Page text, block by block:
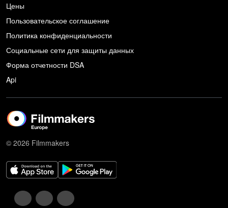
Цены
Пользовательское соглашение
Политика конфиденциальности
Социальные сети для защиты данных
Форма отчетности DSA
Api
© 2026 Filmmakers